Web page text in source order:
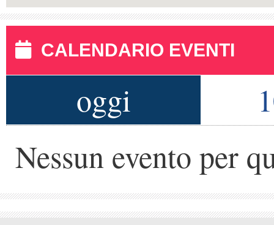
CALENDARIO EVENTI
oggi
Nessun evento per